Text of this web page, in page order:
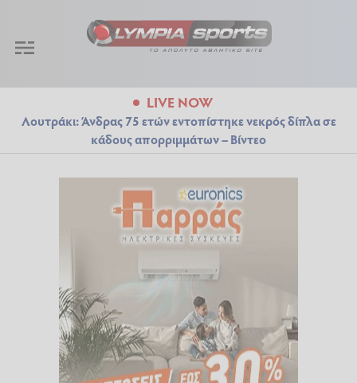
LIVE NOW
Λουτράκι: Άνδρας 75 ετών εντοπίστηκε νεκρός δίπλα σε
κάδους απορριμμάτων – Βίντεο